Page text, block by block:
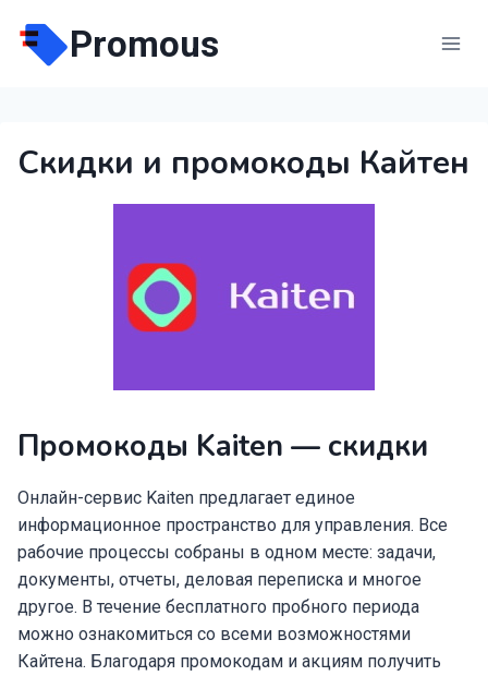
содержимому
Promous
Скидки и промокоды Кайтен
Промокоды Kaiten — скидки
Онлайн-сервис Kaiten предлагает единое
информационное пространство для управления. Все
рабочие процессы собраны в одном месте: задачи,
документы, отчеты, деловая переписка и многое
другое. В течение бесплатного пробного периода
можно ознакомиться со всеми возможностями
Кайтена. Благодаря промокодам и акциям получить